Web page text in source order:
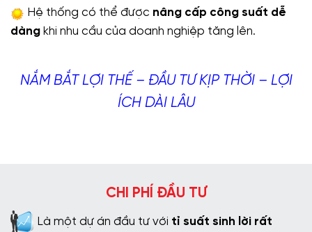
Hệ thống có thể được nâng cấp công suất dễ
dàng khi nhu cầu của doanh nghiệp tăng lên.
NẮM BẮT LỢI THẾ – ĐẦU TƯ KỊP THỜI – LỢI
ÍCH DÀI LÂU
CHI PHÍ ĐẦU TƯ
Là một dự án đầu tư với tỉ suất sinh lời rất